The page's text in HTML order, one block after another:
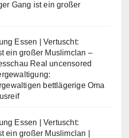
Gang ist ein großer
Essen | Vertuscht:
ein großer Muslimclan –
Real uncensored
bettlägerige Oma
Essen | Vertuscht:
ein großer Muslimclan |